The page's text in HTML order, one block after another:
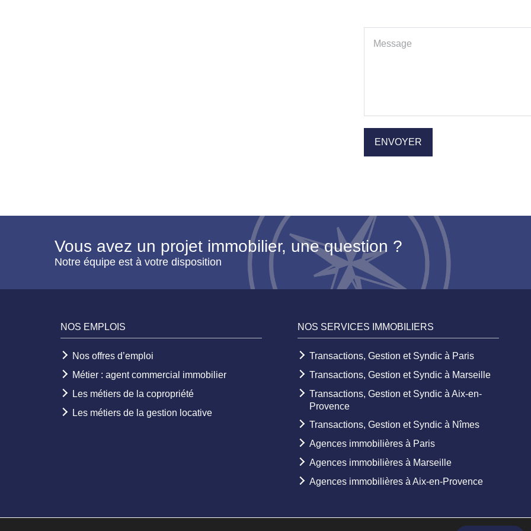
Vous avez un projet immobilier, une question ?
Notre équipe est à votre disposition
NOS EMPLOIS
Nos offres d’emploi
Métier : agent commercial immobilier
Les métiers de la copropriété
Les métiers de la gestion locative
NOS SERVICES IMMOBILIERS
Transactions, Gestion et Syndic à Paris
Transactions, Gestion et Syndic à Marseille
Transactions, Gestion et Syndic à Aix-en-
Provence
Transactions, Gestion et Syndic à Nîmes
Agences immobilières à Paris
Agences immobilières à Marseille
Agences immobilières à Aix-en-Provence